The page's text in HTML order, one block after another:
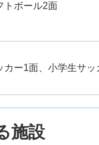
トボール2面
カー1面、小学生サ
施設